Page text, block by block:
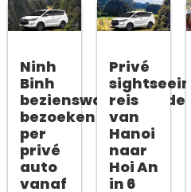
Ninh
Binh
bezienswaardigheden
bezoeken
per
privé
auto
vanaf
Privé
reis
van
Hanoi
naar
Hoi An
in 6